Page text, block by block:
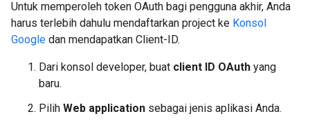
Untuk memperoleh token OAuth bagi pengguna akhir, Anda
harus terlebih dahulu mendaftarkan project ke Konsol
Google dan mendapatkan Client-ID.
Dari konsol developer, buat client ID OAuth yang
baru.
Pilih Web application sebagai jenis aplikasi Anda.